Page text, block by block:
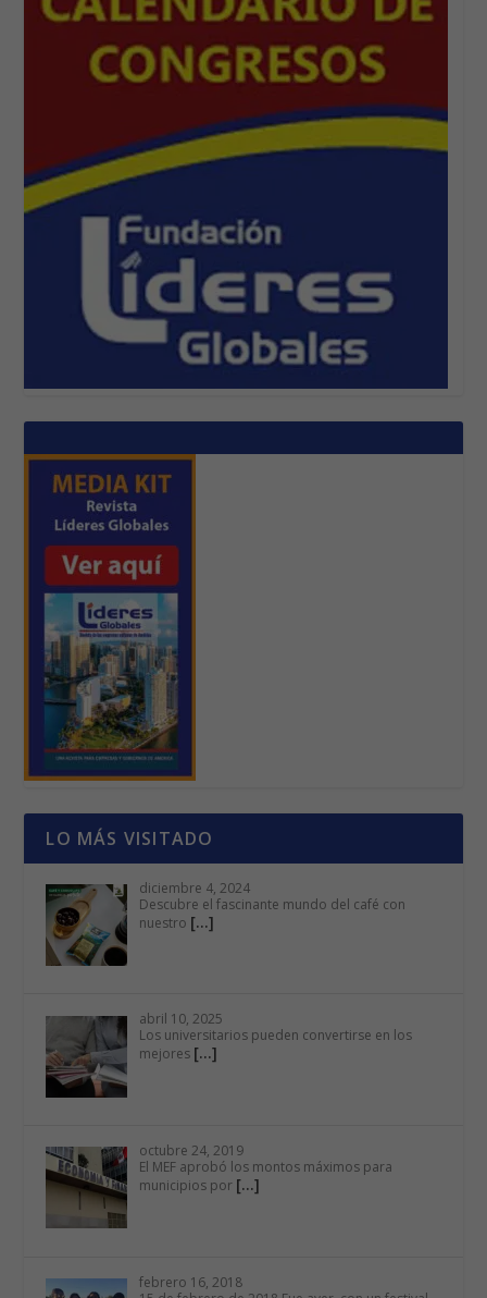
LO MÁS VISITADO
diciembre 4, 2024
Descubre el fascinante mundo del café con
nuestro […]
abril 10, 2025
Los universitarios pueden convertirse en los
mejores […]
octubre 24, 2019
El MEF aprobó los montos máximos para
municipios por […]
febrero 16, 2018